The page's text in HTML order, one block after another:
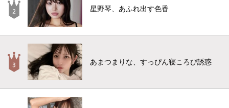
星野琴、あふれ出す色香
あまつまりな、すっぴん寝ころび誘惑